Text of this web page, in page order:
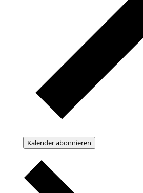
Kalender abonnieren